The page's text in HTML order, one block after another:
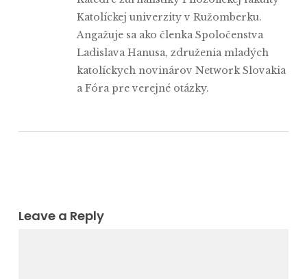
Katolíckej univerzity v Ružomberku.
Angažuje sa ako členka Spoločenstva
Ladislava Hanusa, združenia mladých
katolíckych novinárov Network Slovakia
a Fóra pre verejné otázky.
Leave a Reply